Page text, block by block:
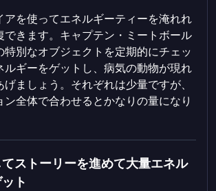
アを使ってエネルギーティーを淹れれ
できます。キャプテン・ミートボール
特別なオブジェクトを定期的にチェッ
ルギーをゲットし、病気の動物が現れ
ましょう。それぞれは少量ですが、
ン全体で合わせるとかなりの量になり
ストーリーを進めて大量エネル
ト